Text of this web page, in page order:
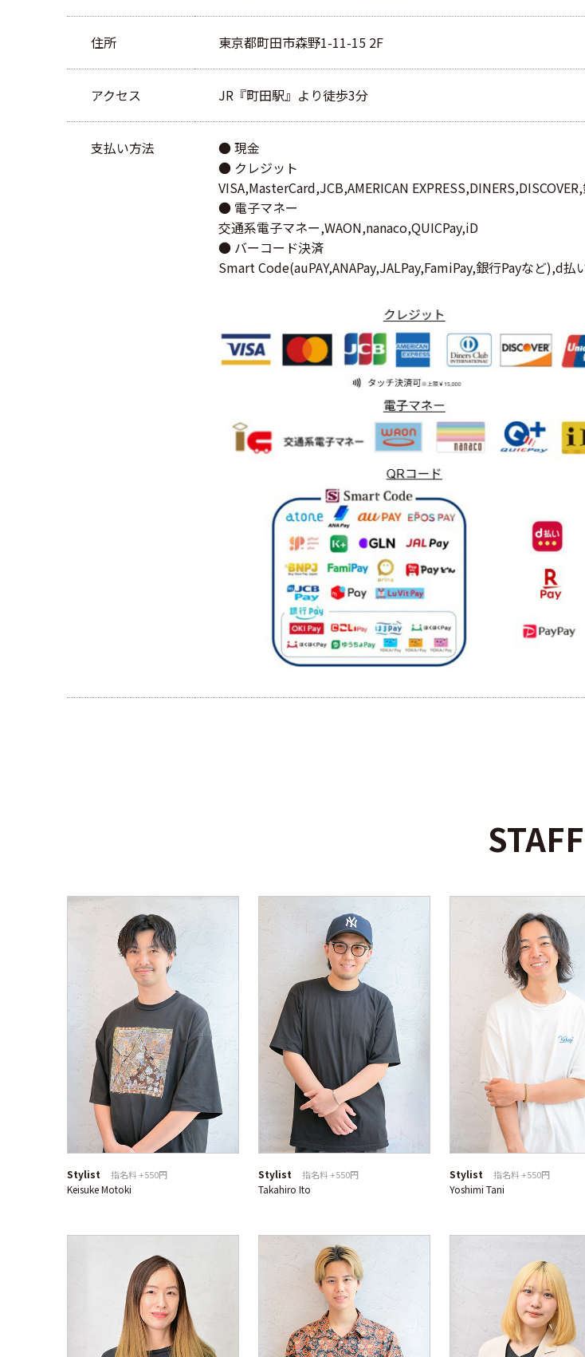
住所 東京都町田市森野1-11-15 2F
アクセス JR『町田駅』より徒歩3分
支払い方法
● 現金
● クレジット
VISA,MasterCard,JCB,AMERICAN
● 電子マネー
交通系電子マネー,WAON,nanaco,QUICPay,iD
● バーコード決済
Smart Code(auPAY,ANAPay,JALPay,FamiPay,銀行Payなど),d払
STAFF
Stylist 指名料 +550円
Keisuke Motoki
Stylist 指名料 +550円
Takahiro Ito
Stylist 指名料 +550円
Yoshimi Tani